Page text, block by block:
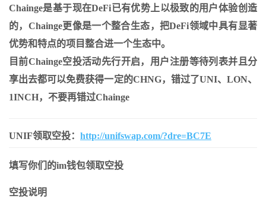
Chainge是基于现在DeFi已有优势上以极致的用户体验创造
的，Chainge更像是一个整合生态，把DeFi领域中具有显著
优势和特点的项目整合进一个生态中。
目前Chainge空投活动先行开启，用户注册等待列表并且分
享出去都可以免费获得一定的CHNG，错过了UNI、LON、
1INCH，不要再错过Chainge
UNIF领取空投： http://unifswap.com/?dre=BC7E
填写你们的im钱包领取空投
空投说明